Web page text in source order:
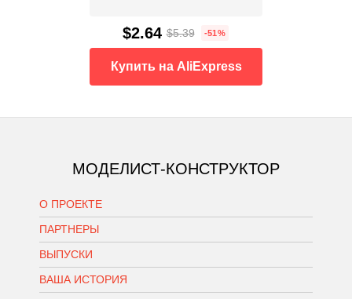
$2.64 $5.39 -51%
Купить на AliExpress
МОДЕЛИСТ-КОНСТРУКТОР
О ПРОЕКТЕ
ПАРТНЕРЫ
ВЫПУСКИ
ВАША ИСТОРИЯ